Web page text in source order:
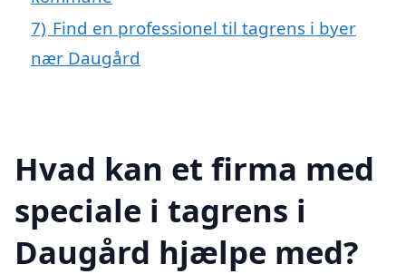
7) Find en professionel til tagrens i byer
nær Daugård
Hvad kan et firma med
speciale i tagrens i
Daugård hjælpe med?